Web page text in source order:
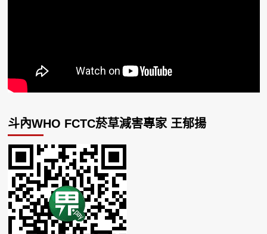
斗內WHO FCTC菸草減害專家 王郁揚